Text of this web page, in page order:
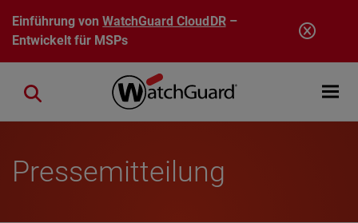
Direkt zum Inhalt
Einführung vonWatchGuard CloudDR–
Entwickelt für MSPs
Open
Close search
Pressemitteilung